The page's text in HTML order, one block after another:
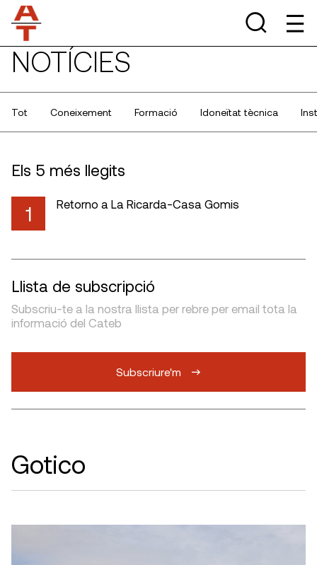
NOTÍCIES
Tot Coneixement Formació Idoneïtat tècnica
Els 5 més llegits
1 Retorno a La Ricarda-Casa Gomis
Llista de subscripció
Subscriu-te a la nostra llista per rebre per email tota la
informació del Cateb
Subscriure'm
Gotico